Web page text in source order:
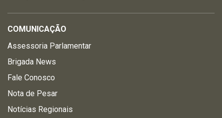
COMUNICAÇÃO
Assessoria Parlamentar
Brigada News
Fale Conosco
Nota de Pesar
Notícias Regionais